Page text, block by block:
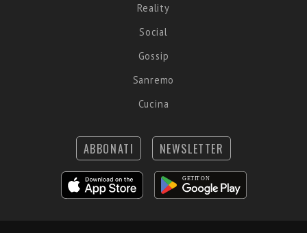
Reality
Social
Gossip
Sanremo
Cucina
ABBONATI NEWSLETTER